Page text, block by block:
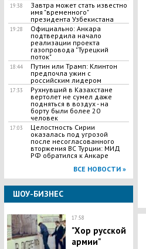
19:38
Завтра может стать известно
имя "временного"
президента Узбекистана
19:28
Официально: Анкара
подтвердила начало
реализации проекта
газопровода "Турецкий
поток"
18:44
Путин или Трамп: Клинтон
предпочла ужин с
российским лидером
17:33
Рухнувший в Казахстане
вертолет не сумел даже
подняться в воздух - на
борту были более 20
человек
17:03
Целостность Сирии
оказалась под угрозой
после несогласованного
вторжения ВС Турции: МИД
РФ обратился к Анкаре
ВСЕ НОВОСТИ »
ШОУ-БИЗНЕС
17:58
"Хор русской
армии"